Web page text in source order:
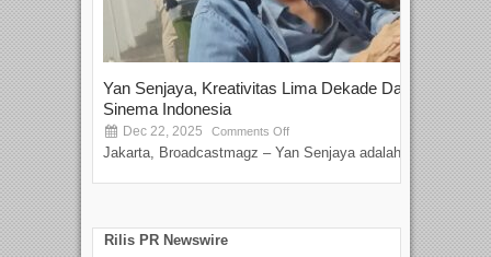
Yan Senjaya, Kreativitas Lima Dekade Dalam
Sinema Indonesia
Dec 22, 2025 Comments Off
Jakarta, Broadcastmagz – Yan Senjaya adalah...
Rilis PR Newswire